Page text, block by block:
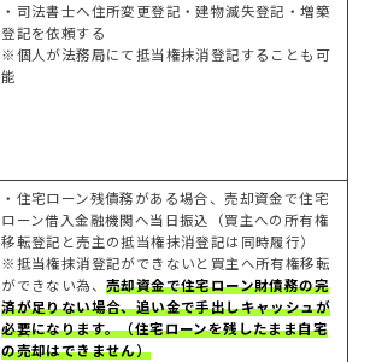
・司法書士へ住所変更登記・建物滅失登記・増築
登記を依頼する
※個人が法務局にて抵当権抹消登記することも可
能
・住宅ローン残債務がある場合、売却資金で住宅
ローン借入金融機関へ当日振込（買主への所有権
移転登記と売主の抵当権抹消登記は同時履行）
※抵当権抹消登記ができないと買主へ所有権移転
ができない為、 売却資金で住宅ローン財債務の完
済が足りない場合、追い金で手出しキャッシュが
必要になります。（住宅ローンを残したまま自宅
の売却はできません）